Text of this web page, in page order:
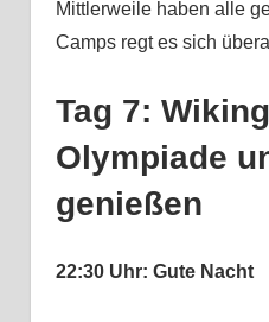
Mittlerweile haben alle
Camps regt es sich
Tag 7:
Olympiade
genießen
22:30 Uhr: Gute Nacht